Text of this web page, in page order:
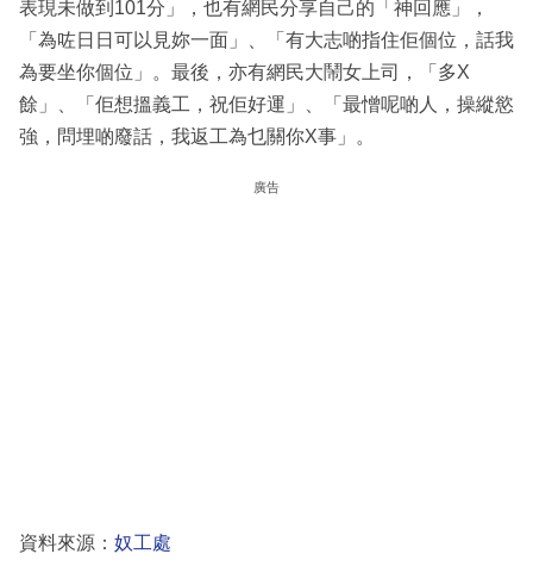
表現未做到101分」，也有網民分享自己的「神回應」，
「為咗日日可以見妳一面」、「有大志啲指住佢個位，話我
為要坐你個位」。最後，亦有網民大鬧女上司，「多X
餘」、「佢想搵義工，祝佢好運」、「最憎呢啲人，操縱慾
強，問埋啲廢話，我返工為乜關你X事」。
廣告
資料來源： 奴工處